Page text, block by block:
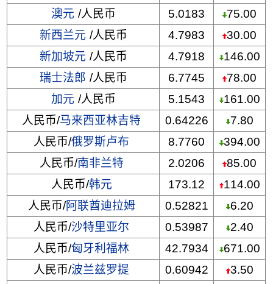
澳元 /人民币 5.0183
75.00
新西兰元 /人民币 4.7983
30.00
新加坡元 /人民币 4.7918
146.00
瑞士法郎 /人民币 6.7745
78.00
加元 /人民币 5.1543
161.00
人民币/马来西亚林吉特 0.64226
7.80
人民币/俄罗斯卢布 8.7760
394.00
人民币/南非兰特 2.0206
85.00
人民币/韩元 173.12
114.00
人民币/阿联酋迪拉姆 0.52821
6.20
人民币/沙特里亚尔 0.53987
2.40
人民币/匈牙利福林 42.7934
671.00
人民币/波兰兹罗提 0.60942
3.50